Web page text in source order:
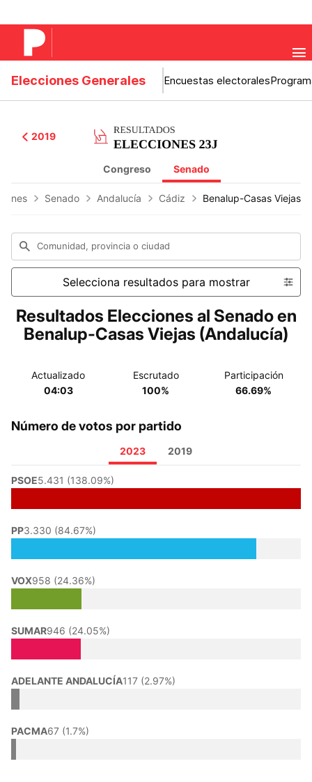
Elecciones Generales Encuestas electorales
2019
Congreso Senado
Senado Andalucía Cádiz Benalup-Casas Viejas
Comunidad, provincia o ciudad
Selecciona resultados para mostrar
Resultados Elecciones al Senado en
Benalup-Casas Viejas (Andalucía)
Actualizado
04:03
Escrutado
100%
Participación
66.69%
Número de votos por partido
2023 2019
PSOE5.431 (138.09%)
PP3.330 (84.67%)
VOX958 (24.36%)
SUMAR946 (24.05%)
ADELANTE ANDALUCÍA117 (2.97%)
PACMA67 (1.7%)